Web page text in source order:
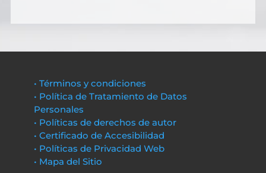
• Términos y condiciones
• Política de Tratamiento de Datos
Personales
• Políticas de derechos de autor
• Certificado de Accesibilidad
• Políticas de Privacidad Web
• Mapa del Sitio